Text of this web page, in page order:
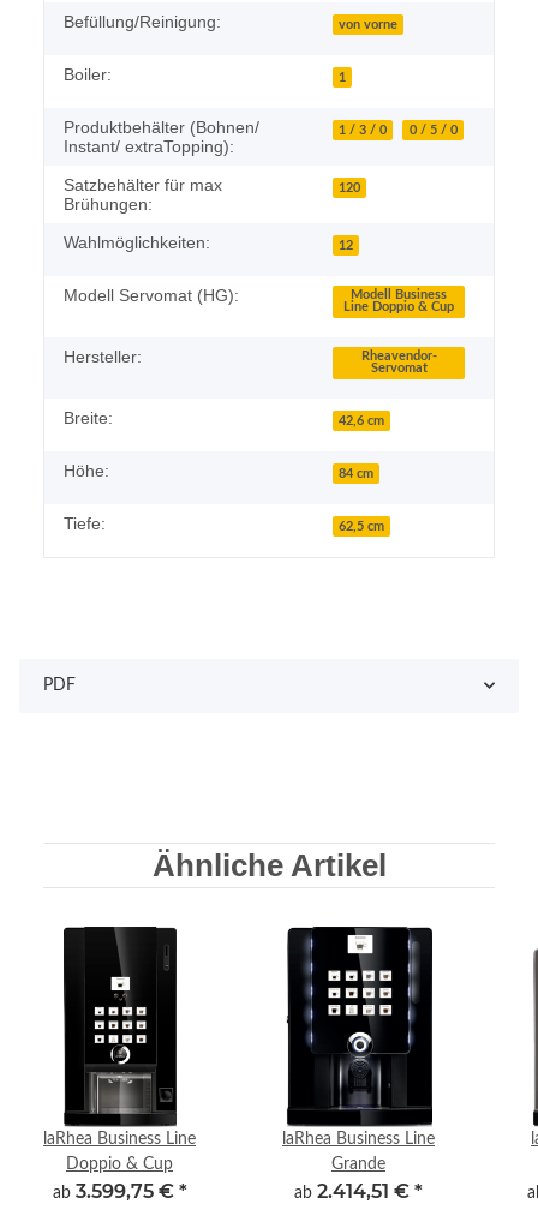
Befüllung/Reinigung: von vorne
Boiler: 1
Produktbehälter (Bohnen/
Instant/ extraTopping):
1 / 3 / 0 0 / 5 / 0
Satzbehälter für max
Brühungen:
120
Wahlmöglichkeiten: 12
Modell Servomat (HG):
Modell Business
Line Doppio & Cup
Hersteller:
Rheavendor-
Servomat
Breite: 42,6 cm
Höhe: 84 cm
Tiefe: 62,5 cm
PDF
Ähnliche Artikel
laRhea Business Line
Doppio & Cup
ab 3.599,75 € *
laRhea Business Line
Grande
ab 2.414,51 € *